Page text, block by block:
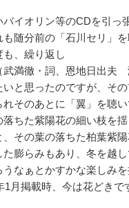
バイオリン等のCDを引っ
も随分前の「石川セリ」
も、繰り返し
武満徹・詞、恩地日出夫
いと思ったのですが、そ
そのあとに「翼」を聴い
ちた紫陽花の細い枝を揺
その葉の落ちた柏葉紫陽
膨らみもあり、冬を越
なぁとかすかな楽しみ
月掲載時、今は花どきで